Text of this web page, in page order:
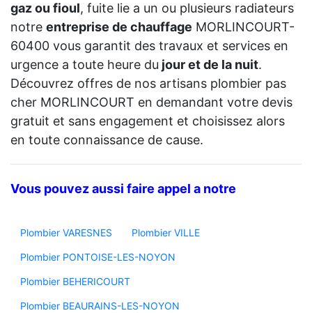
gaz ou fioul, fuite lie a un ou plusieurs radiateurs
notre entreprise de chauffage MORLINCOURT-
60400 vous garantit des travaux et services en
urgence a toute heure du jour et de la nuit.
Découvrez offres de nos artisans plombier pas
cher MORLINCOURT en demandant votre devis
gratuit et sans engagement et choisissez alors
en toute connaissance de cause.
Vous pouvez aussi faire appel a notre
Plombier VARESNES Plombier VILLE
Plombier PONTOISE-LES-NOYON
Plombier BEHERICOURT
Plombier BEAURAINS-LES-NOYON